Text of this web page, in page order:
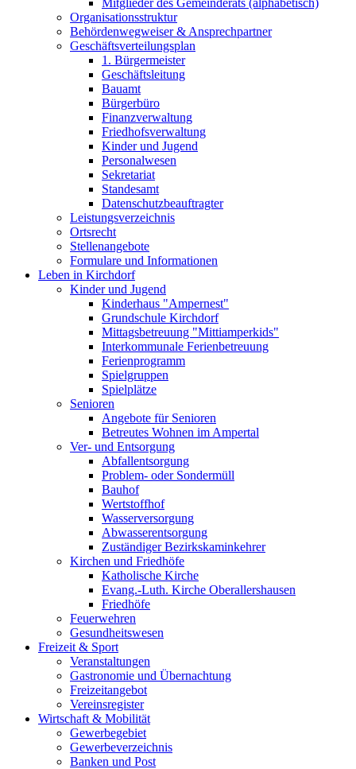
Mitglieder des Gemeinderats (alphabetisch)
Organisationsstruktur
Behördenwegweiser & Ansprechpartner
Geschäftsverteilungsplan
1. Bürgermeister
Geschäftsleitung
Bauamt
Bürgerbüro
Finanzverwaltung
Friedhofsverwaltung
Kinder und Jugend
Personalwesen
Sekretariat
Standesamt
Datenschutzbeauftragter
Leistungsverzeichnis
Ortsrecht
Stellenangebote
Formulare und Informationen
Leben in Kirchdorf
Kinder und Jugend
Kinderhaus "Ampernest"
Grundschule Kirchdorf
Mittagsbetreuung "Mittiamperkids"
Interkommunale Ferienbetreuung
Ferienprogramm
Spielgruppen
Spielplätze
Senioren
Angebote für Senioren
Betreutes Wohnen im Ampertal
Ver- und Entsorgung
Abfallentsorgung
Problem- oder Sondermüll
Bauhof
Wertstoffhof
Wasserversorgung
Abwasserentsorgung
Zuständiger Bezirkskaminkehrer
Kirchen und Friedhöfe
Katholische Kirche
Evang.-Luth. Kirche Oberallershausen
Friedhöfe
Feuerwehren
Gesundheitswesen
Freizeit & Sport
Veranstaltungen
Gastronomie und Übernachtung
Freizeitangebot
Vereinsregister
Wirtschaft & Mobilität
Gewerbegebiet
Gewerbeverzeichnis
Banken und Post